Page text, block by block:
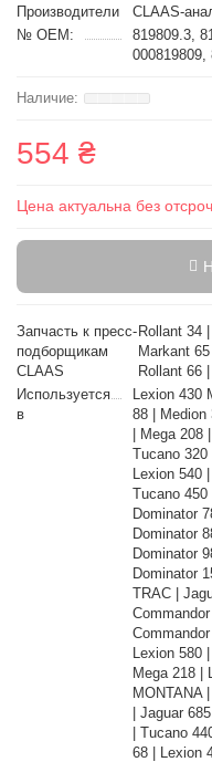
Производители
CLAAS-
№ OEM:
819809.3,
000819809,
554 ₴
Цена актуальна без
Запчасть к пресс-
подборщикам
CLAAS
Rollant 34
Markant
Rollant 66
Используется
в
Lexion 430
88 | Medion
| Mega 208
Tucano 320
Lexion 540
Tucano 450
Dominator
Dominator
Dominator
Dominator
TRAC |
Lexion 580
Mega 218 |
MONTANA
| Jaguar
| Tucano
68 | Lexion